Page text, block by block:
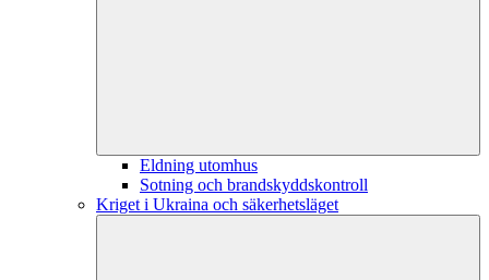
Eldning utomhus
Sotning och brandskyddskontroll
Kriget i Ukraina och säkerhetsläget